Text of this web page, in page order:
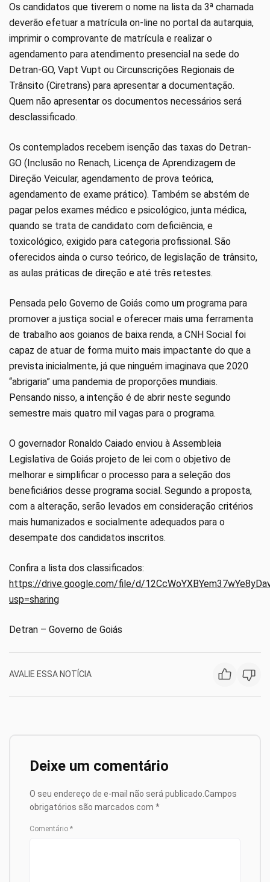
Os candidatos que tiverem o nome na lista da 3ª chamada
deverão efetuar a matrícula on-line no portal da autarquia,
imprimir o comprovante de matrícula e realizar o
agendamento para atendimento presencial na sede do
Detran-GO, Vapt Vupt ou Circunscrições Regionais de
Trânsito (Ciretrans) para apresentar a documentação.
Quem não apresentar os documentos necessários será
desclassificado.
Os contemplados recebem isenção das taxas do Detran-
GO (Inclusão no Renach, Licença de Aprendizagem de
Direção Veicular, agendamento de prova teórica,
agendamento de exame prático). Também se abstém de
pagar pelos exames médico e psicológico, junta médica,
quando se trata de candidato com deficiência, e
toxicológico, exigido para categoria profissional. São
oferecidos ainda o curso teórico, de legislação de trânsito,
as aulas práticas de direção e até três retestes.
Pensada pelo Governo de Goiás como um programa para
promover a justiça social e oferecer mais uma ferramenta
de trabalho aos goianos de baixa renda, a CNH Social foi
capaz de atuar de forma muito mais impactante do que a
prevista inicialmente, já que ninguém imaginava que 2020
“abrigaria” uma pandemia de proporções mundiais.
Pensando nisso, a intenção é de abrir neste segundo
semestre mais quatro mil vagas para o programa.
O governador Ronaldo Caiado enviou à Assembleia
Legislativa de Goiás projeto de lei com o objetivo de
melhorar e simplificar o processo para a seleção dos
beneficiários desse programa social. Segundo a proposta,
com a alteração, serão levados em consideração critérios
mais humanizados e socialmente adequados para o
desempate dos candidatos inscritos.
Confira a lista dos classificados:
https://drive.google.com/file/d/
usp=sharing
Detran – Governo de Goiás
AVALIE ESSA NOTÍCIA
Deixe um comentário
O seu endereço de e-mail não será publicado. Campos
obrigatórios são marcados com *
Comentário *